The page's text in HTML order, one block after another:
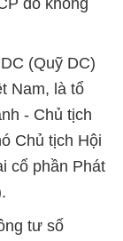
(Quỹ DC)
Nam, là tổ
- Chủ tịch
Chủ tịch Hội
cổ phần Phát
tư số